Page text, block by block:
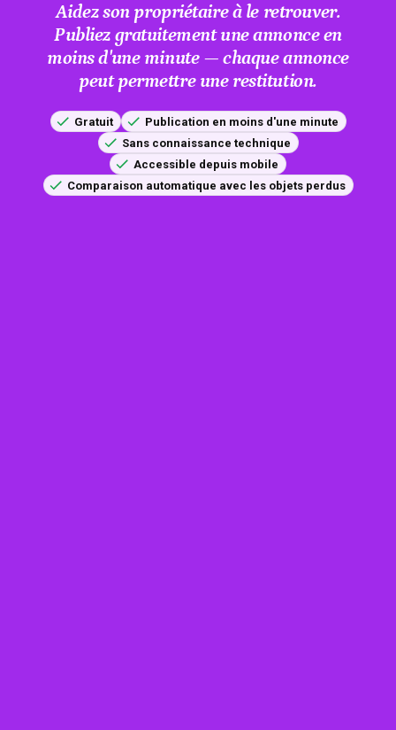
Aidez son propriétaire à le retrouver.
Publiez gratuitement une annonce en
moins d'une minute — chaque annonce
peut permettre une restitution.
Gratuit
Publication en moins d'une minute
Sans connaissance technique
Accessible depuis mobile
Comparaison automatique avec les objets perdus